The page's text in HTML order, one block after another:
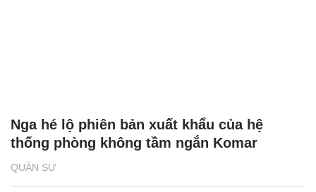
QUÂN SỰ
Nga hé lộ phiên bản xuất khẩu của hệ
thống phòng không tầm ngắn Komar